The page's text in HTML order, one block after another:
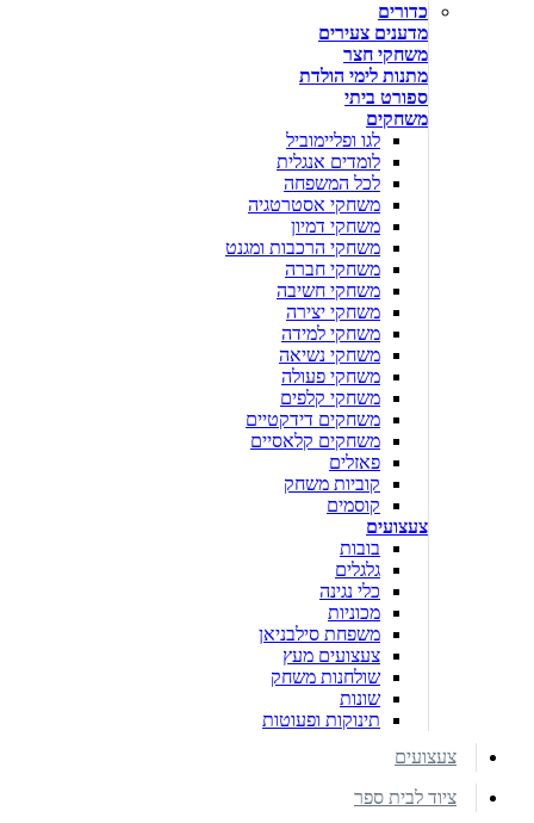
כדורים
מדענים צעירים
משחקי חצר
מתנות לימי הולדת
ספורט ביתי
משחקים
לגו ופליימוביל
לומדים אנגלית
לכל המשפחה
משחקי אסטרטגיה
משחקי דמיון
משחקי הרכבות ומגנט
משחקי חברה
משחקי חשיבה
משחקי יצירה
משחקי למידה
משחקי נשיאה
משחקי פעולה
משחקי קלפים
משחקים דידקטיים
משחקים קלאסיים
פאזלים
קוביות משחק
קוסמים
צעצועים
בובות
גלגלים
כלי נגינה
מכוניות
משפחת סילבניאן
צעצועים מעץ
שולחנות משחק
שונות
תינוקות ופעוטות
צעצועים
ציוד לבית ספר